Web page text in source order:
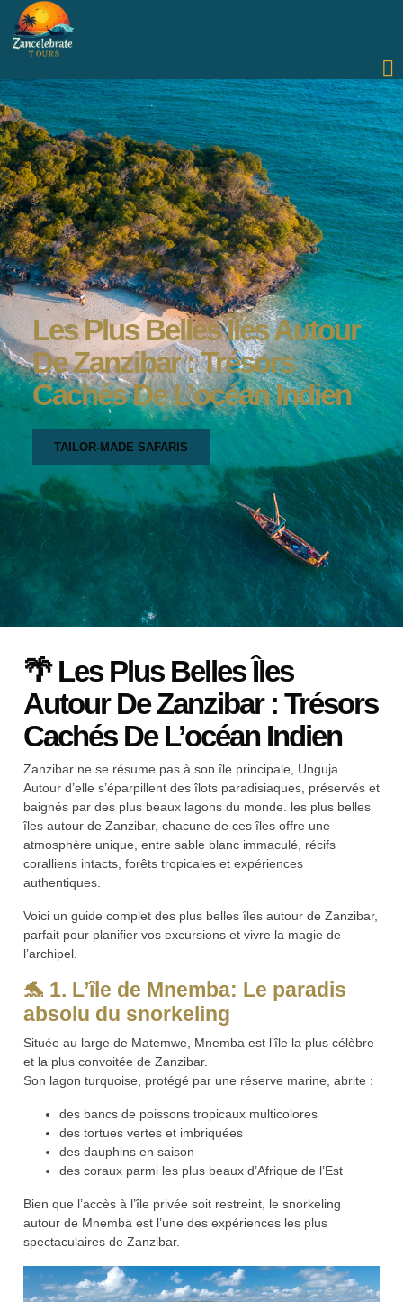
Les Plus Belles Îles Autour
De Zanzibar : Trésors
Cachés De L’océan Indien
TAILOR-MADE SAFARIS
🌴 Les Plus Belles Îles
Autour De Zanzibar : Trésors
Cachés De L’océan Indien
Zanzibar ne se résume pas à son île principale, Unguja.
Autour d’elle s’éparpillent des îlots paradisiaques, préservés et
baignés par des plus beaux lagons du monde. les plus belles
îles autour de Zanzibar, chacune de ces îles offre une
atmosphère unique, entre sable blanc immaculé, récifs
coralliens intacts, forêts tropicales et expériences
authentiques.
Voici un guide complet des plus belles îles autour de Zanzibar,
parfait pour planifier vos excursions et vivre la magie de
l’archipel.
🐬 1. L’île de Mnemba: Le paradis
absolu du snorkeling
Située au large de Matemwe, Mnemba est l’île la plus célèbre
et la plus convoitée de Zanzibar.
Son lagon turquoise, protégé par une réserve marine, abrite :
des bancs de poissons tropicaux multicolores
des tortues vertes et imbriquées
des dauphins en saison
des coraux parmi les plus beaux d’Afrique de l’Est
Bien que l’accès à l’île privée soit restreint, le snorkeling
autour de Mnemba est l’une des expériences les plus
spectaculaires de Zanzibar.